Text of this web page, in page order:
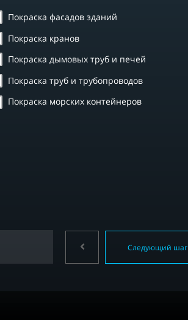
Покраска фасадов зданий
Покраска кранов
Покраска дымовых труб и печей
Покраска труб и трубопроводов
Покраска морских контейнеров
Следующий шаг